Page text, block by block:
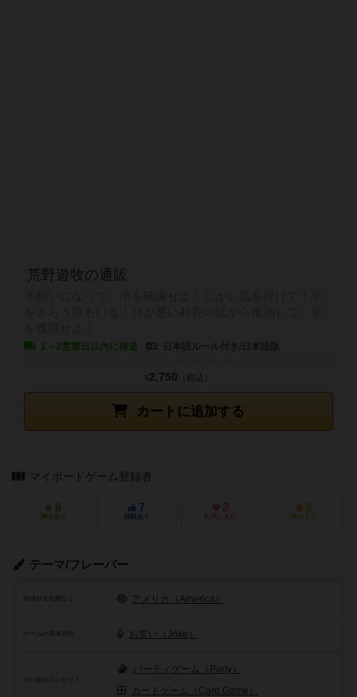
荒野遊牧の通販
1～2営業日以内に発送
カートに追加する
¥2,750 （税込）
マイボードゲーム登録者
6
興味あり
7
経験あり
2
お気に入り
5
持ってる
テーマ/フレーバー
地域や文化圏など アメリカ（America）
お笑い（Joke）
その他のコンセプト
パーティゲーム（Party）
カードゲーム（Card Game）